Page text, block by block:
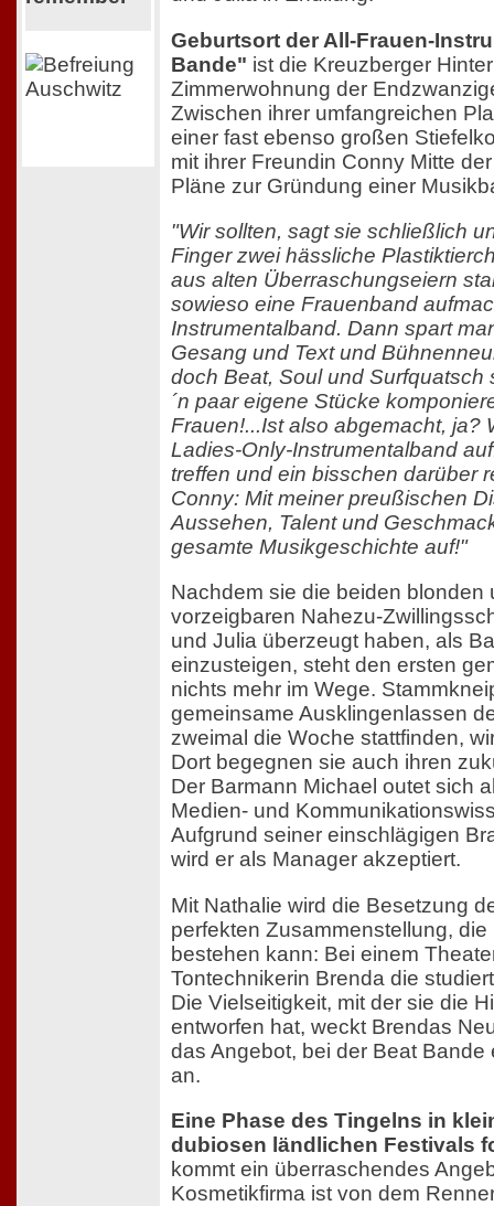
Geburtsort der All-Frauen-
Bande" ist die Kreuzberger
Zimmerwohnung der
Zwischen ihrer umfangreichen
einer fast ebenso großen
mit ihrer Freundin Conny Mitte
Pläne zur Gründung einer
"Wir sollten, sagt sie schließlich
Finger zwei hässliche
aus alten Überraschungseiern
sowieso eine Frauenband
Instrumentalband. Dann spart
Gesang und Text und
doch Beat, Soul und Surfquatsch
´n paar eigene Stücke
Frauen!...Ist also abgemacht, ja?
Ladies-Only-Instrumentalband
treffen und ein bisschen darüber
Conny: Mit meiner preußischen
Aussehen, Talent und
gesamte Musikgeschichte auf!"
Nachdem sie die beiden blonden
vorzeigbaren Nahezu-
und Julia überzeugt haben, als
einzusteigen, steht den ersten
nichts mehr im Wege.
gemeinsame Ausklingenlassen
zweimal die Woche stattfinden,
Dort begegnen sie auch ihren
Der Barmann Michael outet sich
Medien- und
Aufgrund seiner einschlägigen
wird er als Manager akzeptiert.
Mit Nathalie wird die Besetzung
perfekten Zusammenstellung,
bestehen kann: Bei einem
Tontechnikerin Brenda die
Die Vielseitigkeit, mit der sie die
entworfen hat, weckt Brendas
das Angebot, bei der Beat Bande
an.
Eine Phase des Tingelns in
dubiosen ländlichen Festivals
kommt ein überraschendes
Kosmetikfirma ist von dem